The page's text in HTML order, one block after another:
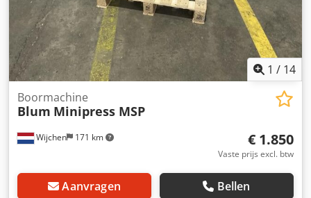
1 / 14
Wijchen 171 km
Boormachine
Blum Minipress MSP
€ 1.850
Vaste prijs excl. btw
Aanvragen Bellen